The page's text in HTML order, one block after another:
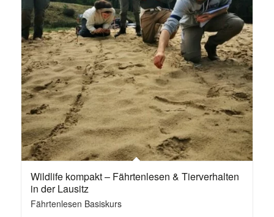
Wildlife kompakt – Fährtenlesen & Tierverhalten
in der Lausitz
Fährtenlesen Basiskurs